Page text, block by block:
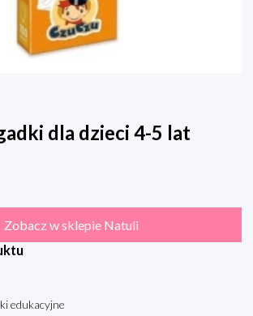
dla dzieci 4-5 lat
Zobacz w sklepie Natuli
edukacyjne